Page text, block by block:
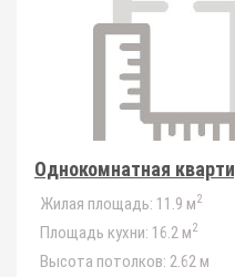
Однокомнатная
Жилая площадь: 11.9 м2
Площадь кухни: 16.2 м2
Высота потолков: 2.62 м